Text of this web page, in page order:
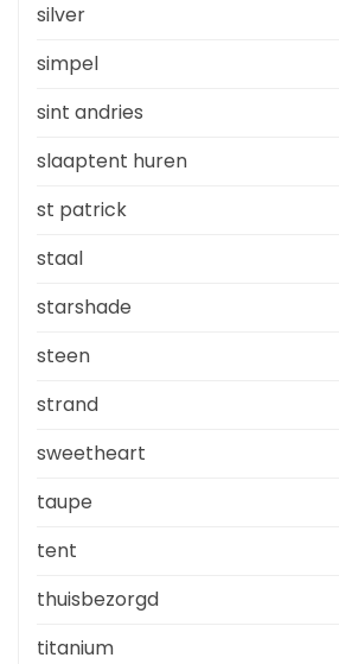
silver
simpel
sint andries
slaaptent huren
st patrick
staal
starshade
steen
strand
sweetheart
taupe
tent
thuisbezorgd
titanium